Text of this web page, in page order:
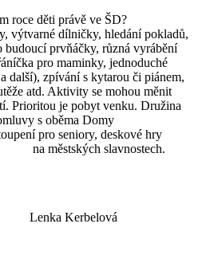
roce děti právě ve ŠD?
výtvarné dílničky, hledání pokladů,
budoucí prvňáčky, různá vyrábění
pro maminky, jednoduché
další), zpívání s kytarou či piánem,
atd. Aktivity se mohou měnit
Prioritou je pobyt venku. Družina
s oběma Domy
pro seniory, deskové hry
slavnostech.